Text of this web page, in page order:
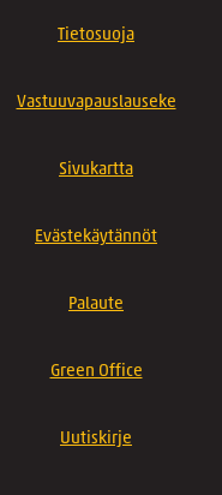
Tietosuoja
Vastuuvapauslauseke
Sivukartta
Evästekäytännöt
Palaute
Green Office
Uutiskirje